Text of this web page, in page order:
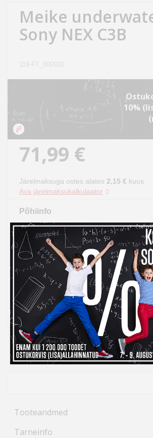
Meike
Sony NEX C3B
119-FT_000910
10%
71,99 €
Järelmaksuga ostes alates 2,15 € kuus
Ava järelmaksukalkulaator
Põhiinfo
LISA OSTUKORVI
Tarneaeg 7-10 tööpäeva
Kohaletoimetamine al. 0 €
14 14 päeva tagastusõigus internetist
Ülevaade
Tooteandmed
Tarneinfo
aed
&
hobi
Mänguasjad
Auto